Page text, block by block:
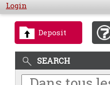
Login
Deposit
SEARCH